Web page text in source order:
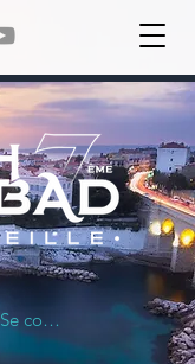
Se connecter